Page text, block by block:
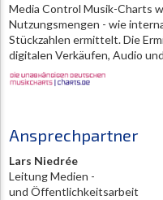
Media Control Musik-Charts
Nutzungsmengen - wie
Stückzahlen ermittelt. Die
digitalen Verkäufen, Audio
Ansprechpartner
Lars Niedrée
Leitung Medien -
und Öffentlichkeitsarbeit